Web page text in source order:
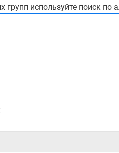
групп используйте поиск по